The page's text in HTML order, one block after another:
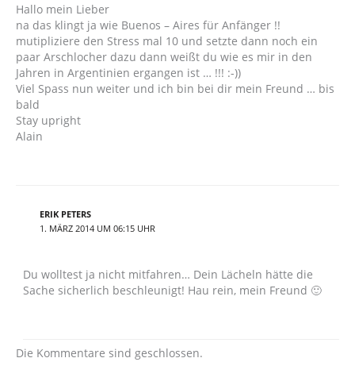
Hallo mein Lieber
na das klingt ja wie Buenos – Aires für Anfänger !!
mutipliziere den Stress mal 10 und setzte dann noch ein
paar Arschlocher dazu dann weißt du wie es mir in den
Jahren in Argentinien ergangen ist … !!! :-))
Viel Spass nun weiter und ich bin bei dir mein Freund … bis
bald
Stay upright
Alain
ERIK PETERS
1. MÄRZ 2014 UM 06:15 UHR
Du wolltest ja nicht mitfahren… Dein Lächeln hätte die
Sache sicherlich beschleunigt! Hau rein, mein Freund 🙂
Die Kommentare sind geschlossen.